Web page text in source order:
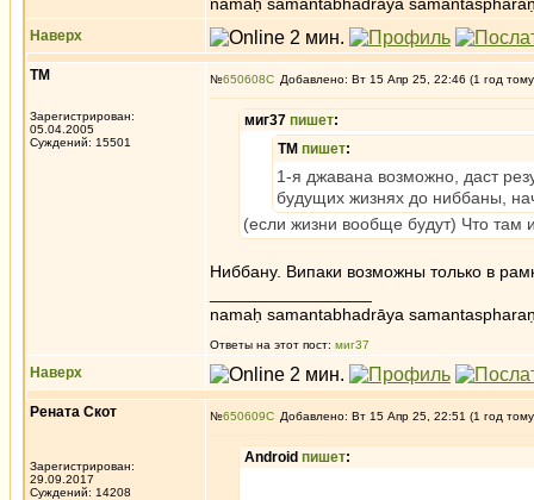
Наверх
ТМ
Зарегистрирован:
05.04.2005
Суждений: 15501
№650608 Добавлено: Вт 15 Апр 25, 22:46 (1 год
миг37 пишет:
ТМ пишет:
1-я джавана возможно, даст
будущих жизнях до ниббаны,
(если жизни вообще будут) Что там
Ниббану. Випаки возможны только в
namaḥ samantabhadrāya
Ответы на этот пост: миг37
Наверх
Рената Скот
Зарегистрирован:
29.09.2017
Суждений: 14208
№650609 Добавлено: Вт 15 Апр 25, 22:51 (1 год
Android пишет: